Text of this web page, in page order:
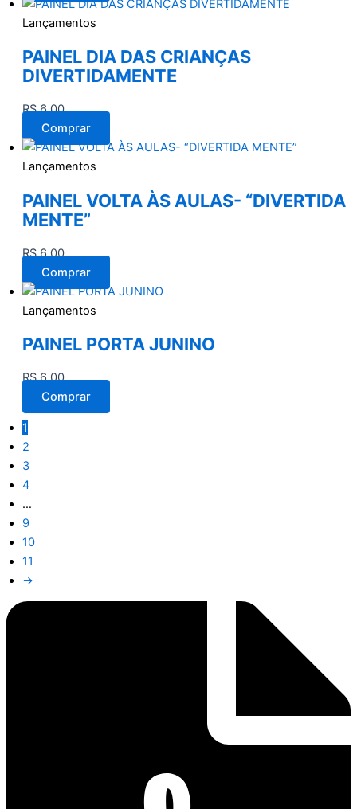
Lançamentos
PAINEL DIA DAS CRIANÇAS
DIVERTIDAMENTE
R$6,00
Comprar
Lançamentos
PAINEL VOLTA ÀS AULAS- “DIVERTIDA
MENTE”
R$6,00
Comprar
Lançamentos
PAINEL PORTA JUNINO
R$6,00
Comprar
1
2
3
4
…
9
10
11
→